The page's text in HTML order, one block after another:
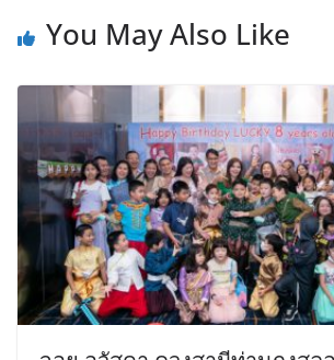
You May Also Like